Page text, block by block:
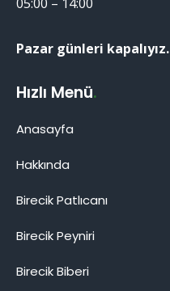
Pazar günleri kapalıyız.
Hızlı Menü.
Anasayfa
Hakkında
Birecik Patlıcanı
Birecik Peyniri
Birecik Biberi